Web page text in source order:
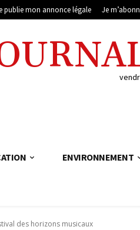
publie mon annonce légale Je
ENVIRONNEMENT
des horizons musicaux